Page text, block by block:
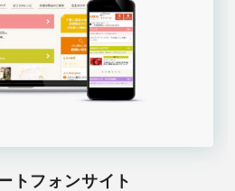
トフォンサイト